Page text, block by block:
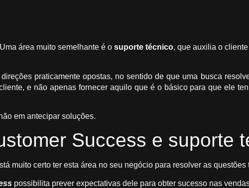
área muito semelhante é o suporte técnico, que auxilia o
praticamente opostas, no sentido de que uma busca
e não apenas fornecer aquilo que é o básico para que ele
em antecipar soluções.
Success e suporte
muito certo ter esta área no seu negócio para resolver as questões
possibilita prever expectativas dele para obter sucesso nas